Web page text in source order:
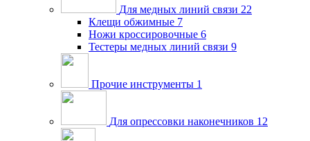
Для медных линий связи 22
Клещи обжимные 7
Ножи кроссировочные 6
Тестеры медных линий связи 9
Прочие инструменты 1
Для опрессовки наконечников 12